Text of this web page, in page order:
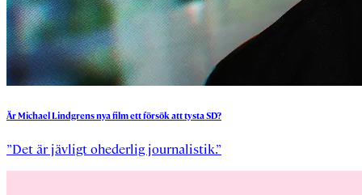
ÄrMichaelLindgrensnyafilmettförsök atttystaSD?
”Det är jävligt ohederlig journalistik.”